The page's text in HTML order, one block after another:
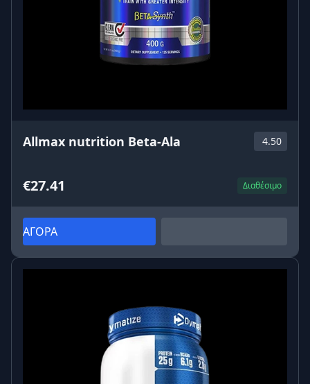
Allmax nutrition Beta-Ala 4.50
€27.41 Διαθέσιμο
ΑΓΟΡΑ